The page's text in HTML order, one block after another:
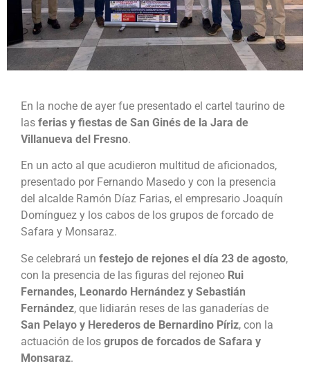
En la noche de ayer fue presentado el cartel taurino de
las ferias y fiestas de San Ginés de la Jara de
Villanueva del Fresno.
En un acto al que acudieron multitud de aficionados,
presentado por Fernando Masedo y con la presencia
del alcalde Ramón Díaz Farias, el empresario Joaquín
Domínguez y los cabos de los grupos de forcado de
Safara y Monsaraz.
Se celebrará un festejo de rejones el día 23 de agosto,
con la presencia de las figuras del rejoneo Rui
Fernandes, Leonardo Hernández y Sebastián
Fernández, que lidiarán reses de las ganaderías de
San Pelayo y Herederos de Bernardino Píriz, con la
actuación de los grupos de forcados de Safara y
Monsaraz.